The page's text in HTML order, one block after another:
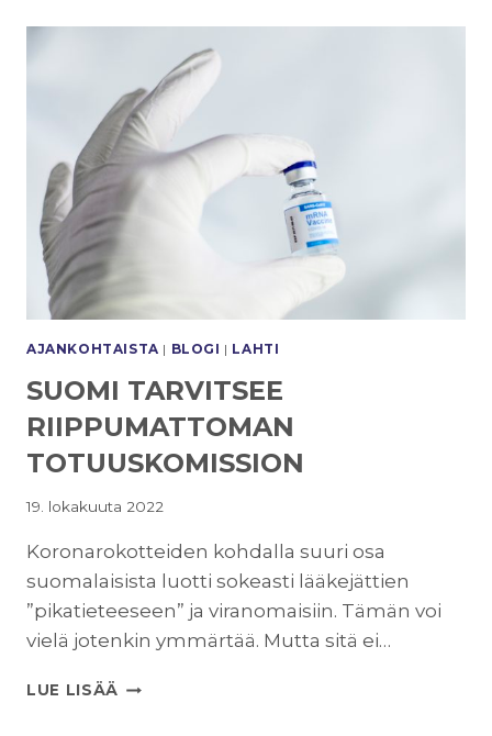
AJANKOHTAISTA | BLOGI | LAHTI
SUOMI TARVITSEE
RIIPPUMATTOMAN
TOTUUSKOMISSION
19. lokakuuta 2022
Koronarokotteiden kohdalla suuri osa
suomalaisista luotti sokeasti lääkejättien
”pikatieteeseen” ja viranomaisiin. Tämän voi
vielä jotenkin ymmärtää. Mutta sitä ei…
LUE LISÄÄ SUOMI